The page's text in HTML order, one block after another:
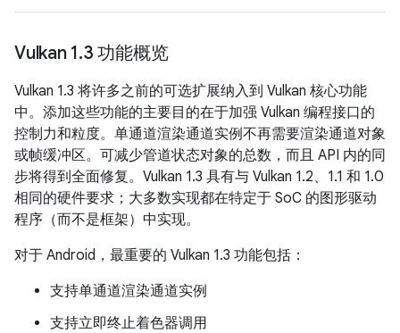
Vulkan 1.3 功能概览
Vulkan 1.3 将许多之前的可选扩展纳入到 Vulkan 核心功能
中。添加这些功能的主要目的在于加强 Vulkan 编程接口的
控制力和粒度。单通道渲染通道实例不再需要渲染通道对象
或帧缓冲区。可减少管道状态对象的总数，而且 API 内的同
步将得到全面修复。Vulkan 1.3 具有与 Vulkan 1.2、1.1 和 1.0
相同的硬件要求；大多数实现都在特定于 SoC 的图形驱动
程序（而不是框架）中实现。
对于 Android，最重要的 Vulkan 1.3 功能包括：
支持单通道渲染通道实例
支持立即终止着色器调用